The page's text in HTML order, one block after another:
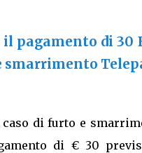
il pagamento di 30
smarrimento
caso di furto e
di € 30